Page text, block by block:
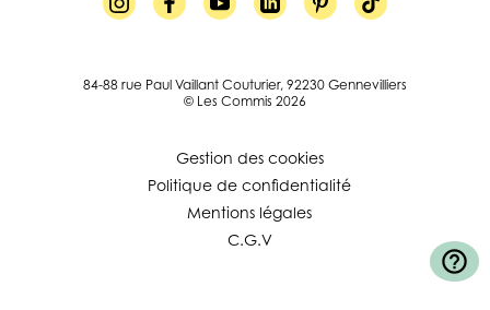
84-88 rue Paul Vaillant Couturier, 92230 Gennevilliers
© Les Commis 2026
Gestion des cookies
Politique de confidentialité
Mentions légales
C.G.V
help_outline